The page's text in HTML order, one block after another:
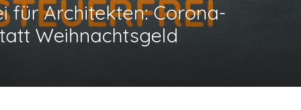
für Architekten: Corona-
Weihnachtsgeld